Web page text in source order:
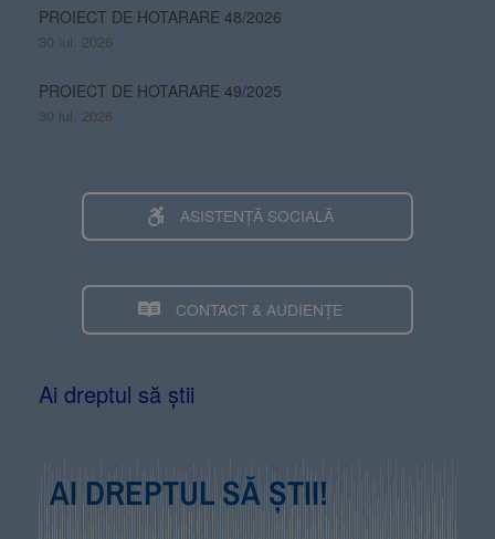
PROIECT DE HOTARARE 48/2026
30 iul. 2026
PROIECT DE HOTARARE 49/2025
30 iul. 2026
ASISTENȚĂ SOCIALĂ
CONTACT & AUDIENȚE
Ai dreptul să știi
AI DREPTUL SĂ ȘTII!